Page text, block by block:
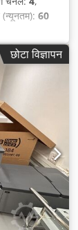
60
की संख्या:3,
छोटा विज्ञापन